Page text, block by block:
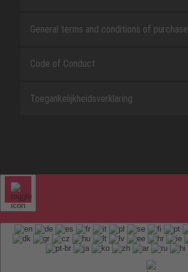
General terms and conditions of purchase
Code of Conduct
Toegankelijkheidsverklaring